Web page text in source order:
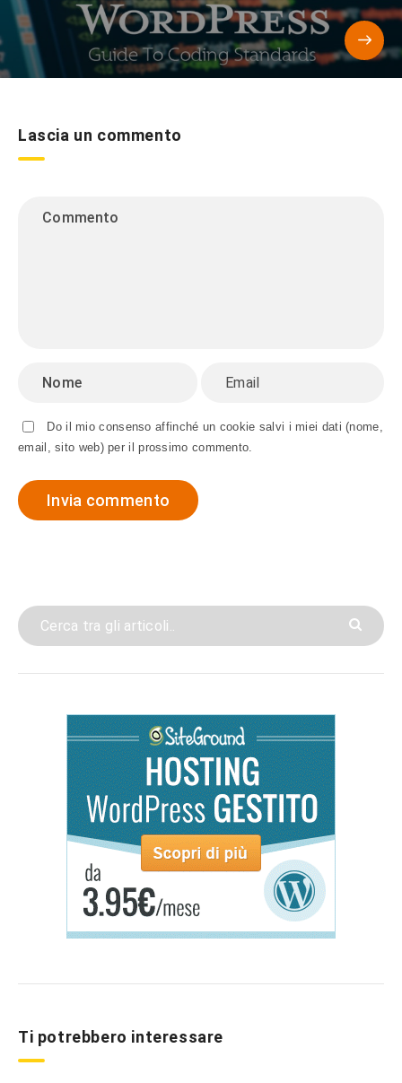
Lascia un commento
Do il mio consenso affinché un cookie salvi i miei dati (nome,
email, sito web) per il prossimo commento.
Ti potrebbero interessare